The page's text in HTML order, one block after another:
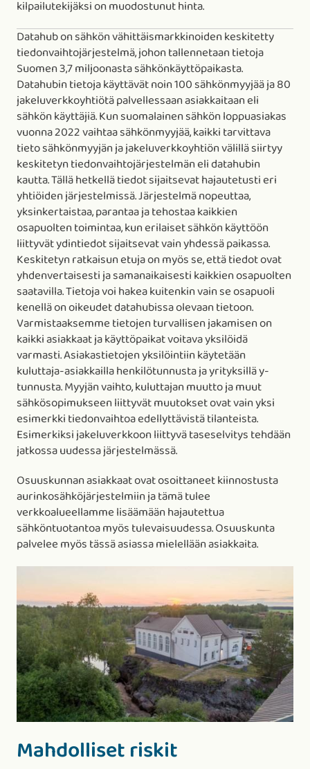
kilpailutekijäksi on muodostunut hinta.
Datahub on sähkön vähittäismarkkinoiden keskitetty
tiedonvaihtojärjestelmä, johon tallennetaan tietoja
Suomen 3,7 miljoonasta sähkönkäyttöpaikasta.
Datahubin tietoja käyttävät noin 100 sähkönmyyjää ja 80
jakeluverkkoyhtiötä palvellessaan asiakkaitaan eli
sähkön käyttäjiä. Kun suomalainen sähkön loppuasiakas
vuonna 2022 vaihtaa sähkönmyyjää, kaikki tarvittava
tieto sähkönmyyjän ja jakeluverkkoyhtiön välillä siirtyy
keskitetyn tiedonvaihtojärjestelmän eli datahubin
kautta. Tällä hetkellä tiedot sijaitsevat hajautetusti eri
yhtiöiden järjestelmissä. Järjestelmä nopeuttaa,
yksinkertaistaa, parantaa ja tehostaa kaikkien
osapuolten toimintaa, kun erilaiset sähkön käyttöön
liittyvät ydintiedot sijaitsevat vain yhdessä paikassa.
Keskitetyn ratkaisun etuja on myös se, että tiedot ovat
yhdenvertaisesti ja samanaikaisesti kaikkien osapuolten
saatavilla. Tietoja voi hakea kuitenkin vain se osapuoli
kenellä on oikeudet datahubissa olevaan tietoon.
Varmistaaksemme tietojen turvallisen jakamisen on
kaikki asiakkaat ja käyttöpaikat voitava yksilöidä
varmasti. Asiakastietojen yksilöintiin käytetään
kuluttaja-asiakkailla henkilötunnusta ja yrityksillä y-
tunnusta. Myyjän vaihto, kuluttajan muutto ja muut
sähkösopimukseen liittyvät muutokset ovat vain yksi
esimerkki tiedonvaihtoa edellyttävistä tilanteista.
Esimerkiksi jakeluverkkoon liittyvä taseselvitys tehdään
jatkossa uudessa järjestelmässä.
Osuuskunnan asiakkaat ovat osoittaneet kiinnostusta
aurinkosähköjärjestelmiin ja tämä tulee
verkkoalueellamme lisäämään hajautettua
sähköntuotantoa myös tulevaisuudessa. Osuuskunta
palvelee myös tässä asiassa mielellään asiakkaita.
Mahdolliset riskit